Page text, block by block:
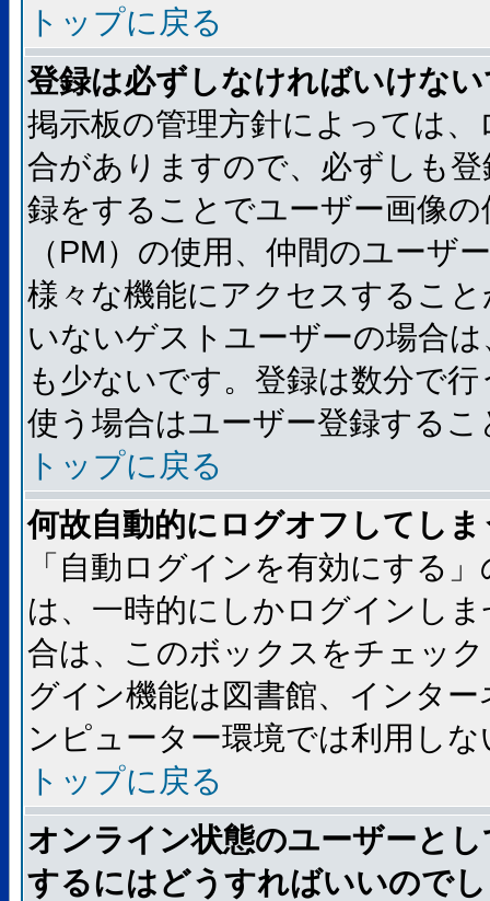
トップに戻る
登録は必ずしなければいけな
掲示板の管理方針によっては
合がありますので、必ずしも
録をすることでユーザー画像
（PM）の使用、仲間のユーザ
様々な機能にアクセスするこ
いないゲストユーザーの場合
も少ないです。登録は数分で
使う場合はユーザー登録する
トップに戻る
何故自動的にログオフしてし
「自動ログインを有効にする
は、一時的にしかログインし
合は、このボックスをチェッ
グイン機能は図書館、インタ
ンピューター環境では利用し
トップに戻る
オンライン状態のユーザーと
するにはどうすればいいので